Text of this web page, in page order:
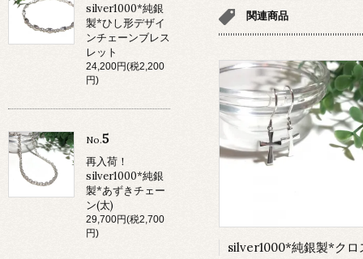
関連商品
silver1000*純銀
製*ひし形デザイ
ンチェーンブレス
レット
24,200円(税2,200
円)
No.5
再入荷！
silver1000*純銀
製*あずきチェー
ン(太)
29,700円(税2,700
円)